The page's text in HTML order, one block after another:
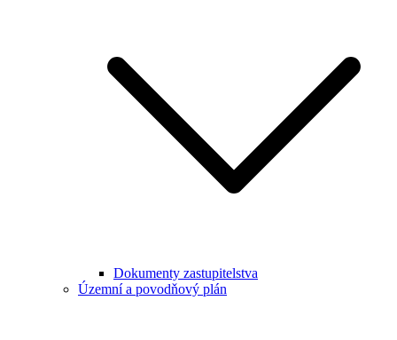
Dokumenty zastupitelstva
Územní a povodňový plán